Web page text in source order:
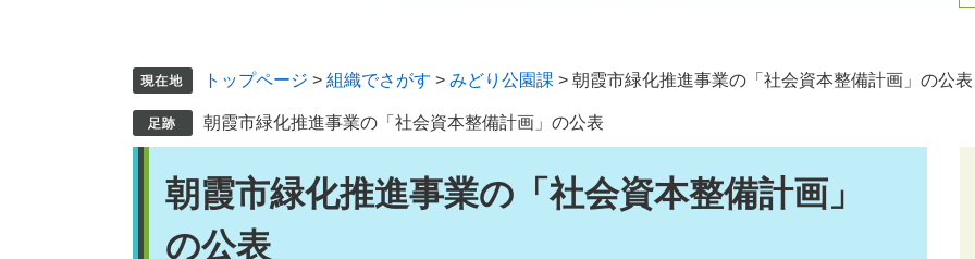
トップページ > 組織でさがす > みどり公園課 > 朝霞市緑化推進事業の「社会資本整備計画」の公表
朝霞市緑化推進事業の「社会資本整備計画」の公表
朝霞市緑化推進事業の「社会資本整備計画」
の公表